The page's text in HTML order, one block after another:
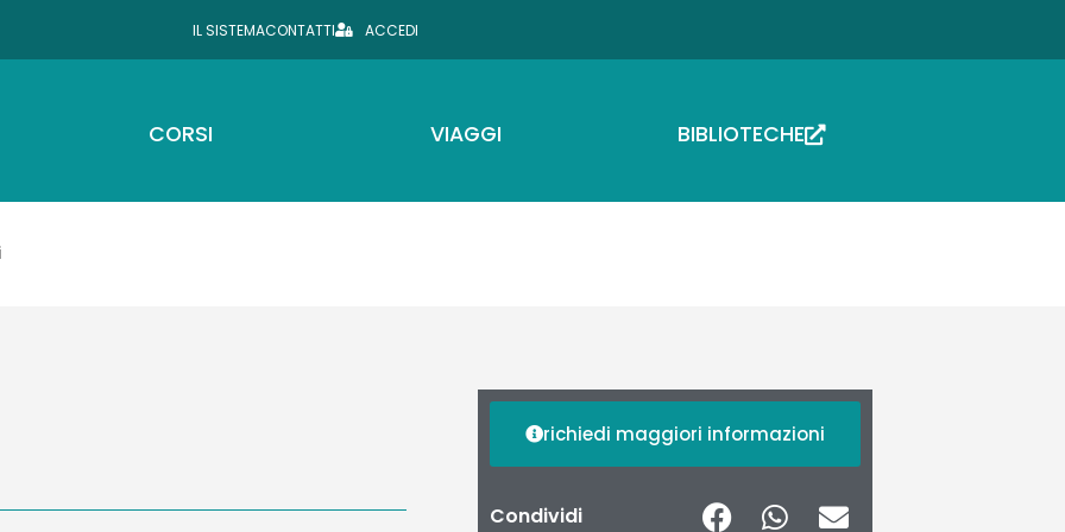
IL SISTEMACONTATTI ACCEDI
CORSI VIAGGI BIBLIOTECHE
richiedi maggiori informazioni
Condividi